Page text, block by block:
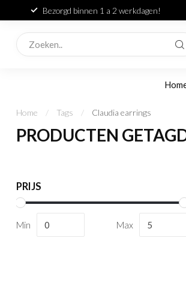
Bezorgd binnen 1 a 2 werkdagen!
Home / Tags / Claudia earrings
PRODUCTEN
PRIJS
Min Max